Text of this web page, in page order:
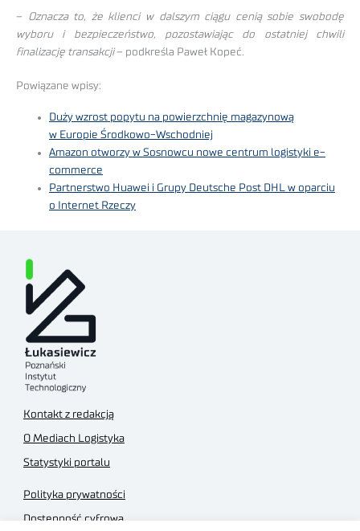
– Oznacza to, że klienci w dalszym ciągu cenią sobie swobodę
wyboru i bezpieczeństwo, pozostawiając do ostatniej chwili
finalizację transakcji– podkreśla Paweł Kopeć.
Powiązane wpisy:
Duży wzrost popytu na powierzchnię magazynową
w Europie Środkowo-Wschodniej
Amazon otworzy w Sosnowcu nowe centrum logistyki e-
commerce
Partnerstwo Huawei i Grupy Deutsche Post DHL w oparciu
o Internet Rzeczy
Kontakt z redakcją
O Mediach Logistyka
Statystyki portalu
Polityka prywatności
Dostępność cyfrowa